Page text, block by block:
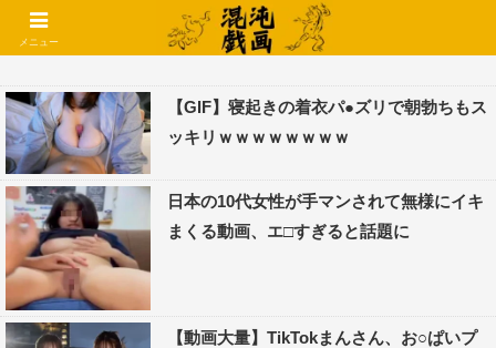
コメントでコテハン使えるようになりました🌱
【GIF】寝起きの着衣パ●ズリで朝勃ちもス
ッキリｗｗｗｗｗｗｗｗ
日本の10代女性が手マンされて無様にイキ
まくる動画、エ□すぎると話題に
【動画大量】TikTokまんさん、お○ぱいプ
メニュー